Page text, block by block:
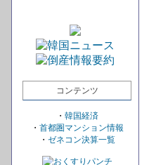
コンテンツ
・ 韓国経済
・ 首都圏マンション情報
・ ゼネコン決算一覧